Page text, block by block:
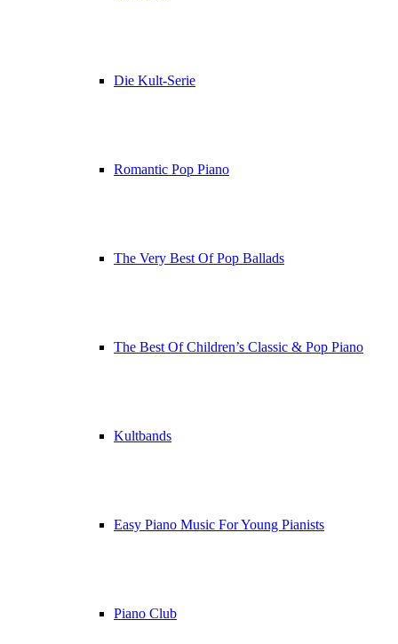
Die Kult-Serie
Romantic Pop Piano
The Very Best Of Pop Ballads
The Best Of Children’s Classic & Pop Piano
Kultbands
Easy Piano Music For Young Pianists
Piano Club